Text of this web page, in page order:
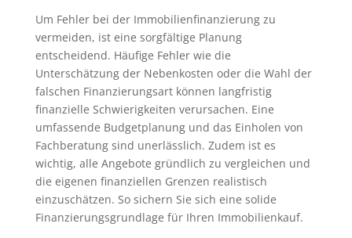
Um Fehler bei der Immobilienfinanzierung zu
vermeiden, ist eine sorgfältige Planung
entscheidend. Häufige Fehler wie die
Unterschätzung der Nebenkosten oder die Wahl der
falschen Finanzierungsart können langfristig
finanzielle Schwierigkeiten verursachen. Eine
umfassende Budgetplanung und das Einholen von
Fachberatung sind unerlässlich. Zudem ist es
wichtig, alle Angebote gründlich zu vergleichen und
die eigenen finanziellen Grenzen realistisch
einzuschätzen. So sichern Sie sich eine solide
Finanzierungsgrundlage für Ihren Immobilienkauf.